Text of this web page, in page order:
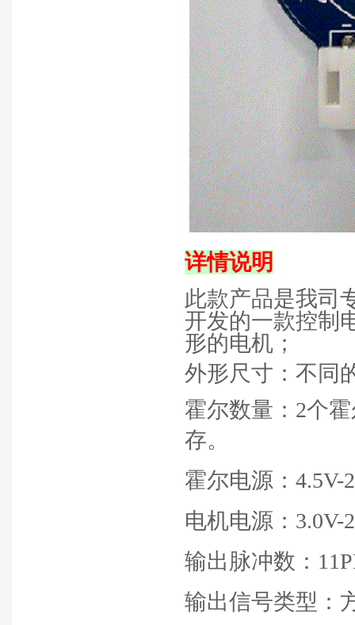
详情说明
此款产品是我司
开发的一款控制
形的电机；
外形尺寸：不同
霍尔数量： 2个
存。
霍尔电源： 4.5V-
电机电源： 3.0V-
输出脉冲数：
输出信号类型：